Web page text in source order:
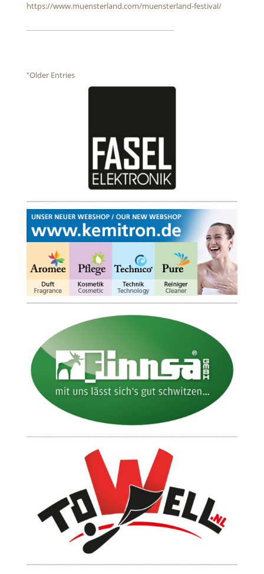
https://www.muensterland.com/muensterland-festival/
"Older Entries